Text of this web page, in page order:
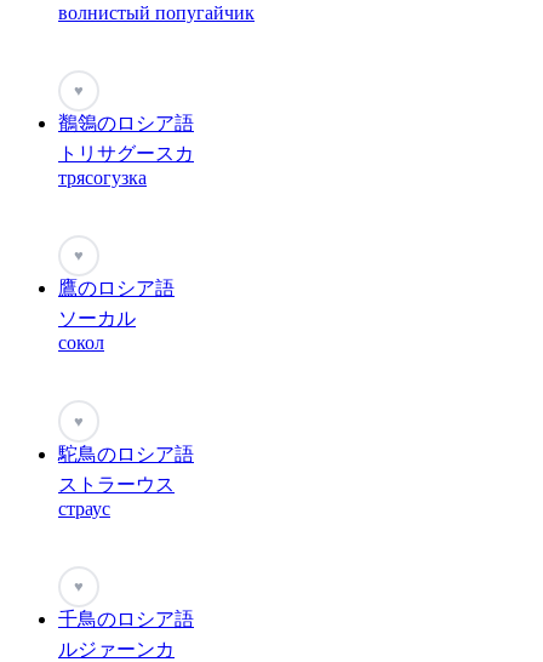
волнистый попугайчик
♥
鶺鴒のロシア語
トリサグースカ
трясогузка
♥
鷹のロシア語
ソーカル
сокол
♥
駝鳥のロシア語
ストラーウス
страус
♥
千鳥のロシア語
ルジァーンカ